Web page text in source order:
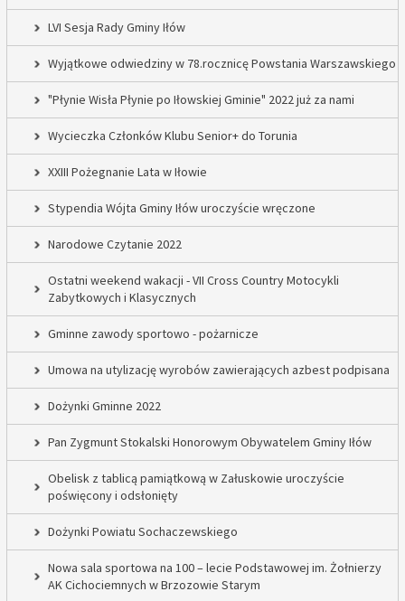
LVI Sesja Rady Gminy Iłów
Wyjątkowe odwiedziny w 78.rocznicę Powstania Warszawskiego
"Płynie Wisła Płynie po Iłowskiej Gminie" 2022 już za nami
Wycieczka Członków Klubu Senior+ do Torunia
XXIII Pożegnanie Lata w Iłowie
Stypendia Wójta Gminy Iłów uroczyście wręczone
Narodowe Czytanie 2022
Ostatni weekend wakacji - VII Cross Country Motocykli
Zabytkowych i Klasycznych
Gminne zawody sportowo - pożarnicze
Umowa na utylizację wyrobów zawierających azbest podpisana
Dożynki Gminne 2022
Pan Zygmunt Stokalski Honorowym Obywatelem Gminy Iłów
Obelisk z tablicą pamiątkową w Załuskowie uroczyście
poświęcony i odsłonięty
Dożynki Powiatu Sochaczewskiego
Nowa sala sportowa na 100 – lecie Podstawowej im. Żołnierzy
AK Cichociemnych w Brzozowie Starym